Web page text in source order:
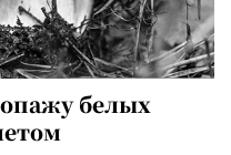
белых